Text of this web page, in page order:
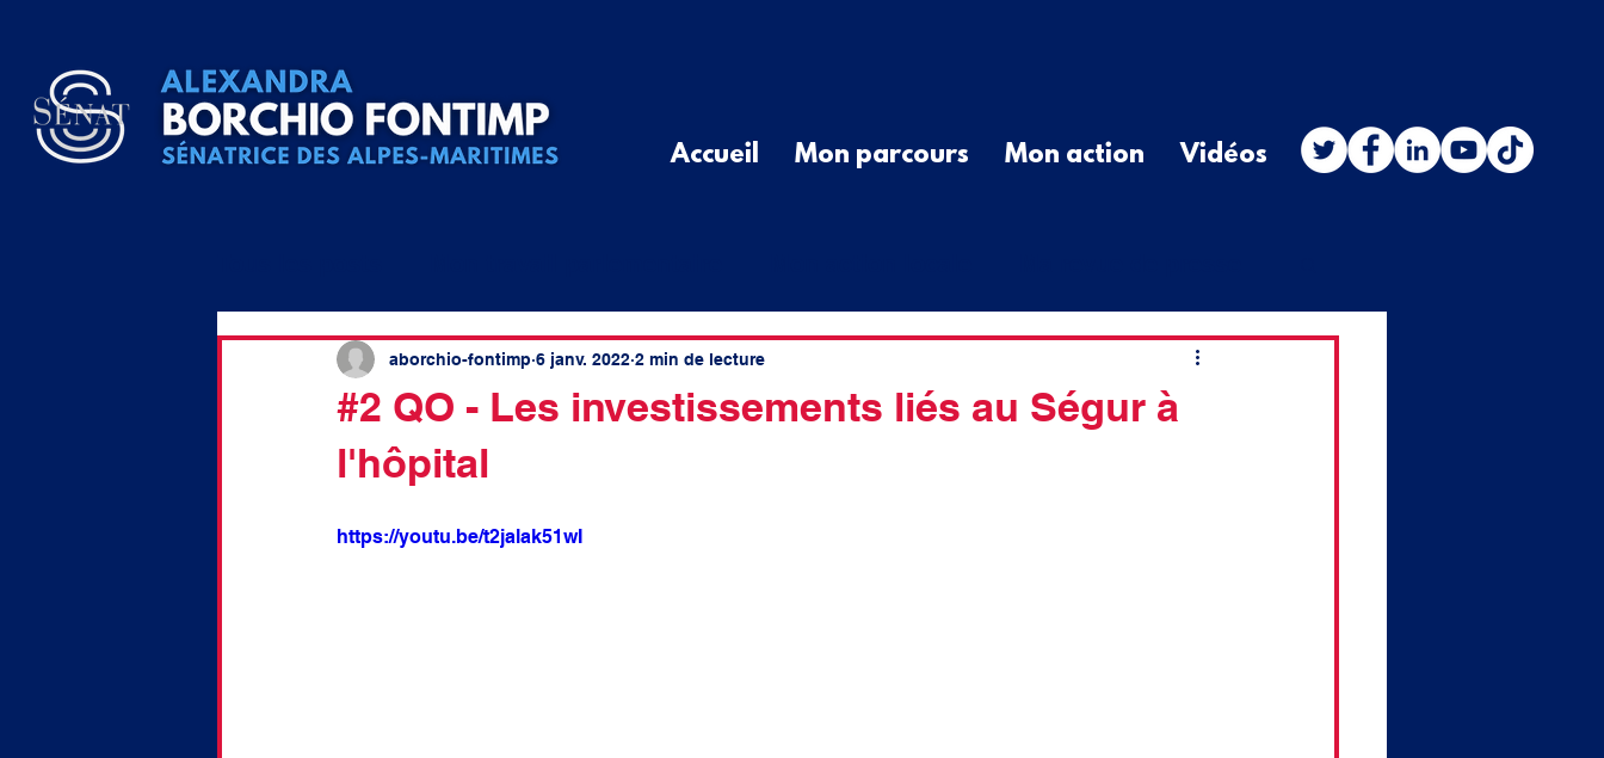
Accueil Mon parcours Mon action Vidéos
Question écrite QAG Communiqué de Presse Question orale
raccordement élu local
doctorat Discussion générale
#2 QO - Les investissements liés au Ségur à
l'hôpital
aborchio-fontimp 6 janv. 2022 2 min de lecture
https://youtu.be/t2jalak51wI